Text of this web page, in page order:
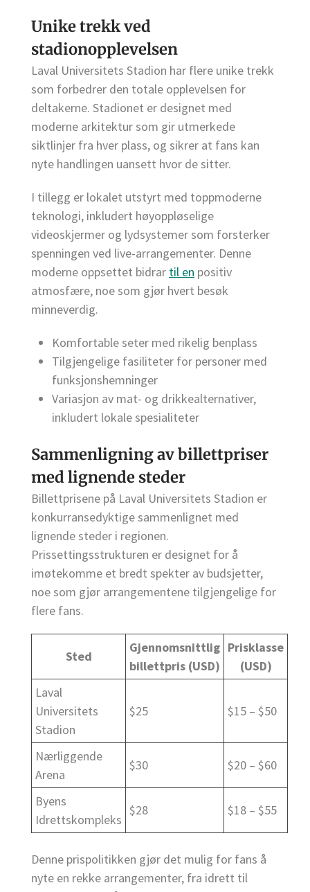
Unike trekk ved
stadionopplevelsen
Laval Universitets Stadion har flere unike trekk
som forbedrer den totale opplevelsen for
deltakerne. Stadionet er designet med
moderne arkitektur som gir utmerkede
siktlinjer fra hver plass, og sikrer at fans kan
nyte handlingen uansett hvor de sitter.
I tillegg er lokalet utstyrt med toppmoderne
teknologi, inkludert høyoppløselige
videoskjermer og lydsystemer som forsterker
spenningen ved live-arrangementer. Denne
moderne oppsettet bidrar til en positiv
atmosfære, noe som gjør hvert besøk
minneverdig.
Komfortable seter med rikelig benplass
Tilgjengelige fasiliteter for personer med
funksjonshemninger
Variasjon av mat- og drikkealternativer,
inkludert lokale spesialiteter
Sammenligning av billettpriser
med lignende steder
Billettprisene på Laval Universitets Stadion er
konkurransedyktige sammenlignet med
lignende steder i regionen.
Prissettingsstrukturen er designet for å
imøtekomme et bredt spekter av budsjetter,
noe som gjør arrangementene tilgjengelige for
flere fans.
Sted
Gjennomsnittlig
billettpris (USD)
Prisklasse
(USD)
Laval
Universitets
Stadion
$25 $15 – $50
Nærliggende
Arena
$30 $20 – $60
Byens
Idrettskompleks
$28 $18 – $55
Denne prispolitikken gjør det mulig for fans å
nyte en rekke arrangementer, fra idrett til